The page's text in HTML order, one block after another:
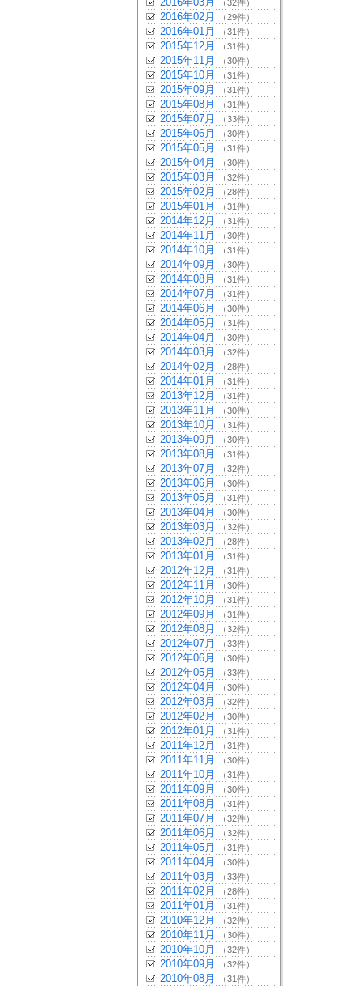
（32件）
2016年02月 （29件）
2016年01月 （31件）
2015年12月 （31件）
2015年11月 （30件）
2015年10月 （31件）
2015年09月 （31件）
2015年08月 （31件）
2015年07月 （33件）
2015年06月 （30件）
2015年05月 （31件）
2015年04月 （30件）
2015年03月 （32件）
2015年02月 （28件）
2015年01月 （31件）
2014年12月 （31件）
2014年11月 （30件）
2014年10月 （31件）
2014年09月 （30件）
2014年08月 （31件）
2014年07月 （31件）
2014年06月 （30件）
2014年05月 （31件）
2014年04月 （30件）
2014年03月 （32件）
2014年02月 （28件）
2014年01月 （31件）
2013年12月 （31件）
2013年11月 （30件）
2013年10月 （31件）
2013年09月 （30件）
2013年08月 （31件）
2013年07月 （32件）
2013年06月 （30件）
2013年05月 （31件）
2013年04月 （30件）
2013年03月 （32件）
2013年02月 （28件）
2013年01月 （31件）
2012年12月 （31件）
2012年11月 （30件）
2012年10月 （31件）
2012年09月 （31件）
2012年08月 （32件）
2012年07月 （33件）
2012年06月 （30件）
2012年05月 （33件）
2012年04月 （30件）
2012年03月 （32件）
2012年02月 （30件）
2012年01月 （31件）
2011年12月 （31件）
2011年11月 （30件）
2011年10月 （31件）
2011年09月 （30件）
2011年08月 （31件）
2011年07月 （32件）
2011年06月 （32件）
2011年05月 （31件）
2011年04月 （30件）
2011年03月 （33件）
2011年02月 （28件）
2011年01月 （31件）
2010年12月 （32件）
2010年11月 （30件）
2010年10月 （32件）
2010年09月 （32件）
2010年08月 （31件）